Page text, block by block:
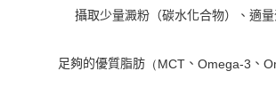
攝取少量澱粉（碳水化合物）、適量
足夠的優質脂肪（MCT、 Omega-3 、